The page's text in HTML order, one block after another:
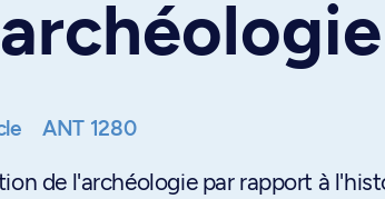
ANT 1280
de l'archéologie par rapport à